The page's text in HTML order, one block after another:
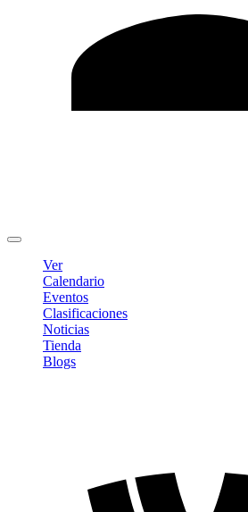
Ver
Calendario
Eventos
Clasificaciones
Noticias
Tienda
Blogs